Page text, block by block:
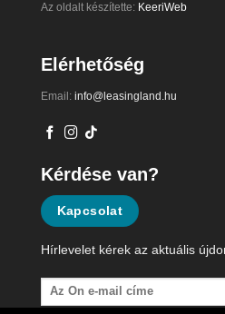
Az oldalt készítette: KeeriWeb
Elérhetőség
Email: info@leasingland.hu
Kérdése van?
Kapcsolat
Hírlevelet kérek az aktuális